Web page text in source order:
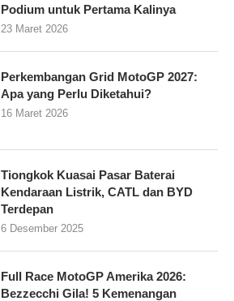
Podium untuk Pertama Kalinya
23 Maret 2026
Perkembangan Grid MotoGP 2027:
Apa yang Perlu Diketahui?
16 Maret 2026
Tiongkok Kuasai Pasar Baterai
Kendaraan Listrik, CATL dan BYD
Terdepan
6 Desember 2025
Full Race MotoGP Amerika 2026:
Bezzecchi Gila! 5 Kemenangan